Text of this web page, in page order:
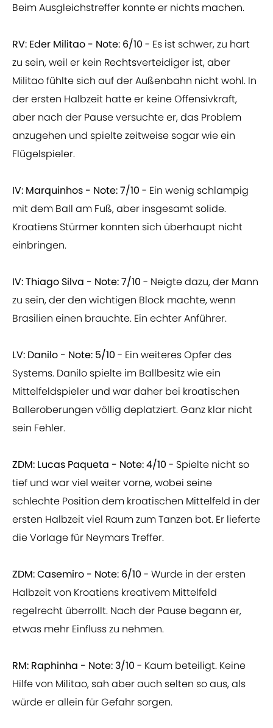
Beim Ausgleichstreffer konnte er nichts machen.
RV: Eder Militao - Note: 6/10 - Es ist schwer, zu hart
zu sein, weil er kein Rechtsverteidiger ist, aber
Militao fühlte sich auf der Außenbahn nicht wohl. In
der ersten Halbzeit hatte er keine Offensivkraft,
aber nach der Pause versuchte er, das Problem
anzugehen und spielte zeitweise sogar wie ein
Flügelspieler.
IV: Marquinhos - Note: 7/10 - Ein wenig schlampig
mit dem Ball am Fuß, aber insgesamt solide.
Kroatiens Stürmer konnten sich überhaupt nicht
einbringen.
IV: Thiago Silva - Note: 7/10 - Neigte dazu, der Mann
zu sein, der den wichtigen Block machte, wenn
Brasilien einen brauchte. Ein echter Anführer.
LV: Danilo - Note: 5/10 - Ein weiteres Opfer des
Systems. Danilo spielte im Ballbesitz wie ein
Mittelfeldspieler und war daher bei kroatischen
Balleroberungen völlig deplatziert. Ganz klar nicht
sein Fehler.
ZDM: Lucas Paqueta - Note: 4/10 - Spielte nicht so
tief und war viel weiter vorne, wobei seine
schlechte Position dem kroatischen Mittelfeld in der
ersten Halbzeit viel Raum zum Tanzen bot. Er lieferte
die Vorlage für Neymars Treffer.
ZDM: Casemiro - Note: 6/10 - Wurde in der ersten
Halbzeit von Kroatiens kreativem Mittelfeld
regelrecht überrollt. Nach der Pause begann er,
etwas mehr Einfluss zu nehmen.
RM: Raphinha - Note: 3/10 - Kaum beteiligt. Keine
Hilfe von Militao, sah aber auch selten so aus, als
würde er allein für Gefahr sorgen.